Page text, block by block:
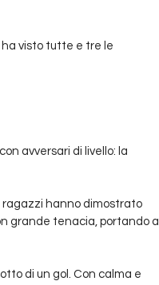
visto tutte e tre le
avversari di livello: la
ragazzi hanno dimostrato
grande tenacia, portando a
di un gol. Con calma e